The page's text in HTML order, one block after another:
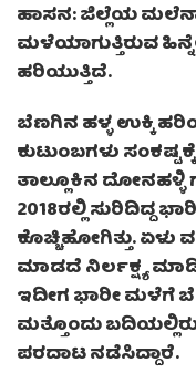
ಹಾಸನ: ಜಿಲ್ಲೆಯ
ಮಳೆಯಾಗುತ್ತಿರುವ
ಹರಿಯುತ್ತಿದೆ.
ಬೆಣಗಿನ ಹಳ್ಳ ಉಕ್ಕಿ
ಕುಟುಂಬಗಳು
ತಾಲ್ಲೂಕಿನ
2018ರಲ್ಲಿ ಸುರಿದಿದ್ದ
ಕೊಚ್ಚಿಹೋಗಿತ್ತು.
ಮಾಡದೆ ನಿರ್ಲಕ್ಷ್ಯ
ಇದೀಗ ಭಾರೀ ಮಳೆಗೆ
ಮತ್ತೊಂದು
ಪರದಾಟ ನಡೆಸಿದ್ದಾರೆ.